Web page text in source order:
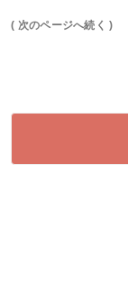
( 次のページへ続く )